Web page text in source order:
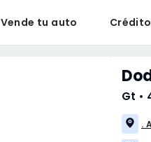
Vende tu auto Crédito
Gt •
.